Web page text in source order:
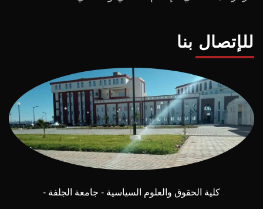
للإتصال بنا
كلية الحقوق والعلوم السياسية - جامعة الجلفة -